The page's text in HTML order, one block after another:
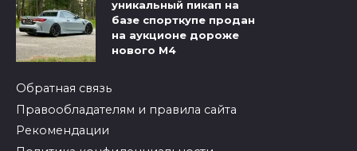
уникальный пикап на
базе спорткупе продан
на аукционе дороже
нового M4
Обратная связь
Правообладателям и правила сайта
Рекомендации